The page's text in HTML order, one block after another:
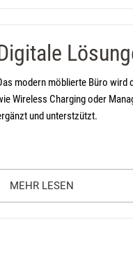
in neuem Tab)
modern möblierte Büro wird
Wireless Charging oder
und unterstzützt.
MEHR LESEN